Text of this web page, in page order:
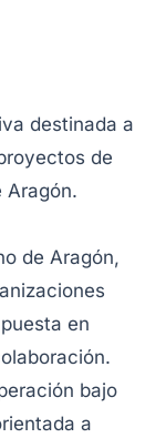
destinada a
de
Aragón.
de Aragón,
en
bajo
a